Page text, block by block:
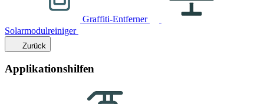
Graffiti-Entferner
Solarmodulreiniger
Zurück
Applikationshilfen